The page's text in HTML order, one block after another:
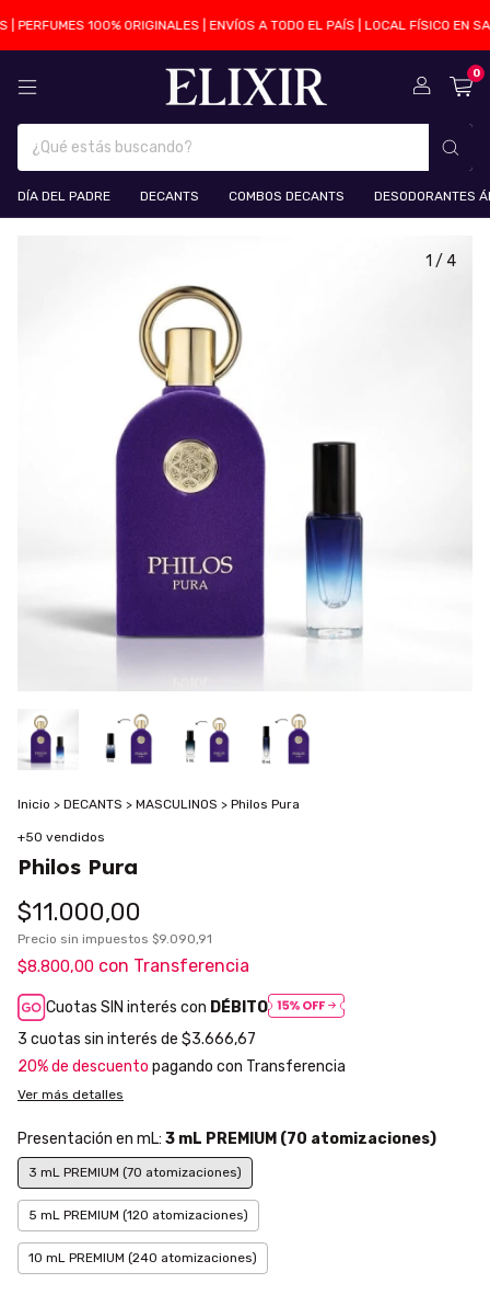
100% ORIGINALES | ENVÍOS A TODO EL PAÍS | LOCAL FÍSICO EN
0
DÍA DEL PADRE DECANTS COMBOS DECANTS DESODORANTES
1 / 4
Inicio > DECANTS > MASCULINOS > Philos Pura
+50 vendidos
Philos Pura
$11.000,00
Precio sin impuestos $9.090,91
$8.800,00 con Transferencia
Cuotas SIN interés con DÉBITO
3 cuotas sin interés de $3.666,67
20% de descuento pagando con Transferencia
Ver más detalles
Presentación en mL: 3 mL PREMIUM (70 atomizaciones)
3 mL PREMIUM (70 atomizaciones)
5 mL PREMIUM (120 atomizaciones)
10 mL PREMIUM (240 atomizaciones)